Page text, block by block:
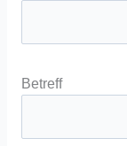
Betreff